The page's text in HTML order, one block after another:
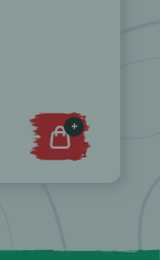
+